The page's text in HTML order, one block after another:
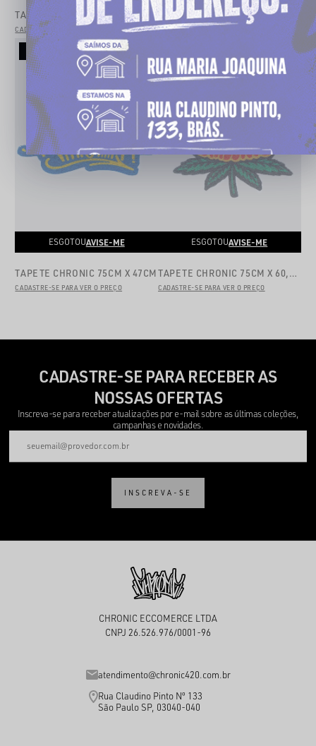
TAPETE CHRONIC 75CM X 69CM
CADASTRE-SE PARA VER O PREÇO
TAPETE CHRONIC 75CM X 44CM
CADASTRE-SE PARA VER O PREÇO
Novo
ESGOTOUAVISE-ME
TAPETE CHRONIC 75CM X 47CM
CADASTRE-SE PARA VER O PREÇO
ESGOTOUAVISE-ME
TAPETE CHRONIC 75CM X 60,9CM
CADASTRE-SE PARA VER O PREÇO
CADASTRE-SE PARA RECEBER AS
NOSSAS OFERTAS
Inscreva-se para receber atualizações por e-mail sobre as últimas coleções,
campanhas e novidades.
INSCREVA-SE
CHRONIC ECCOMERCE LTDA
CNPJ 26.526.976/0001-96
atendimento@chronic420.com.br
Rua Claudino Pinto Nº 133
São Paulo SP, 03040-040